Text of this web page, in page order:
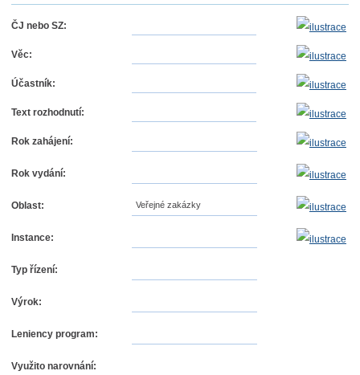
ČJ nebo SZ:
Věc:
Účastník:
Text rozhodnutí:
Rok zahájení:
Rok vydání:
Oblast: Veřejné zakázky
Instance:
Typ řízení:
Výrok:
Leniency program:
Využito narovnání: